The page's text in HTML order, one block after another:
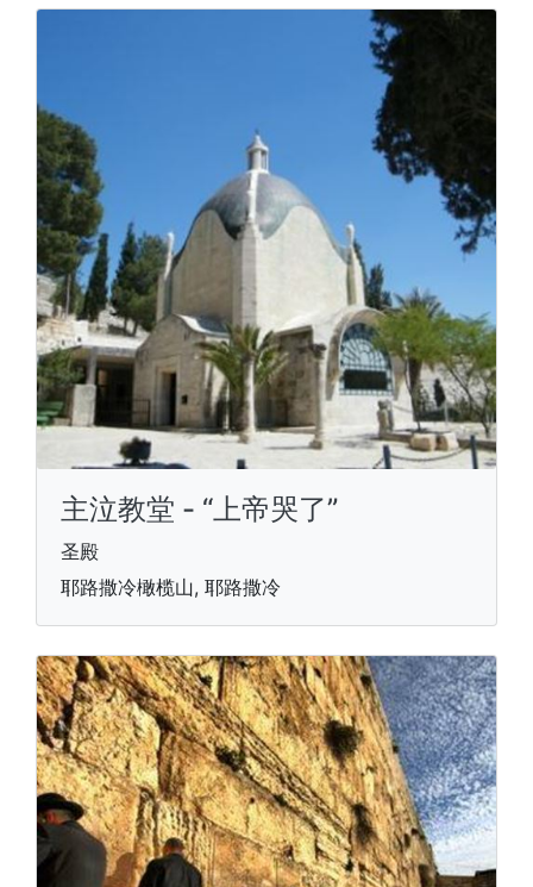
主泣教堂 - “上帝哭了”
圣殿
耶路撒冷橄榄山, 耶路撒冷